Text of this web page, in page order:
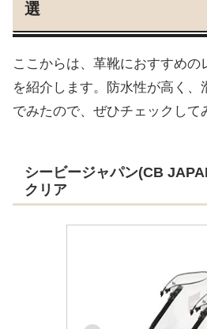
選
ここからは、革靴におすすめの
を紹介します。防水性が高く、
でみたので、ぜひチェックして
シービージャパン(CB
クリア